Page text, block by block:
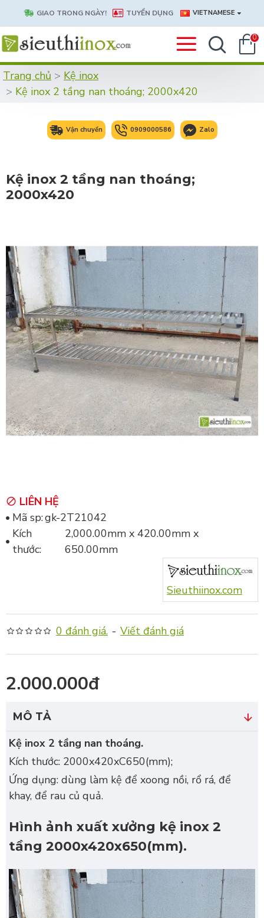
GIAO TRONG NGÀY! TUYỂN DỤNG VIETNAMESE
0
Trang chủ
Kệ inox
Kệ inox 2 tầng nan thoáng; 2000x420
Vận chuyển 0909000586 Zalo
Kệ inox 2 tầng nan thoáng;
2000x420
LIÊN HỆ
Mã sp:gk-2T21042
Kích
thước:
2,000.00mm x 420.00mm x
650.00mm
Sieuthiinox.com
0 đánh giá. - Viết đánh giá
2.000.000đ
MÔ TẢ
Kệ inox 2 tầng nan thoáng.
Kích thước: 2000x420xC650(mm);
Ứng dụng: dùng làm kệ để xoong nồi, rổ rá, để
khay, để rau củ quả.
Hình ảnh xuất xưởng kệ inox 2
tầng 2000x420x650(mm).